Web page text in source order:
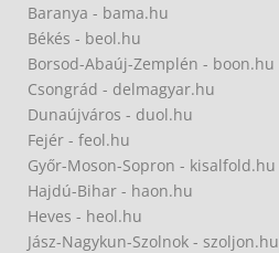
Baranya - bama.hu
Békés - beol.hu
Borsod-Abaúj-Zemplén - boon.hu
Csongrád - delmagyar.hu
Dunaújváros - duol.hu
Fejér - feol.hu
Győr-Moson-Sopron - kisalfold.hu
Hajdú-Bihar - haon.hu
Heves - heol.hu
Jász-Nagykun-Szolnok - szoljon.hu